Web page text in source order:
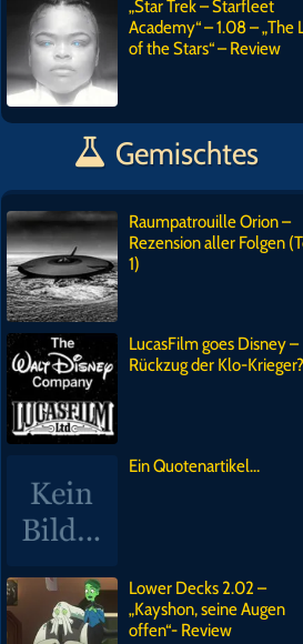
„Star Trek – Starfleet
Academy“ – 1.08 – „The
of the Stars“ – Review
Gemischtes
Raumpatrouille Orion –
Rezension aller Folgen
1)
LucasFilm goes Disney –
Rückzug der Klo-Krieger?
Ein Quotenartikel…
Lower Decks 2.02 –
„Kayshon, seine Augen
offen“- Review